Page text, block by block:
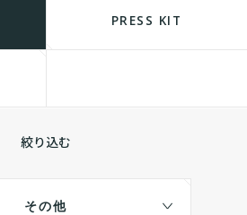
PRESS KIT
絞り込む
その他